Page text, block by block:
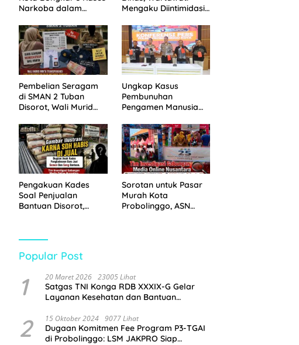
Narkoba dalam
Sabu Disita
Mengaku Diintimidasi
Pemkot Probolinggo
dan Tempuh Jalur
Hukum
Pembelian Seragam
di SMAN 2 Tuban
Disorot, Wali Murid
Rp1,6 Juta
Ungkap Kasus
Pembunuhan
Pengamen Manusia
Probolinggo Kota
Tangkap Dua Pelaku
Pengakuan Kades
Soal Penjualan
Bantuan Disorot,
Sorotan untuk Pasar
Murah Kota
Probolinggo, ASN
Popular Post
1 20 Maret 2026 23005 Lihat
Satgas TNI Konga RDB XXXIX-G Gelar
Layanan Kesehatan dan Bantuan
2 15 Oktober 2024 9077 Lihat
Dugaan Komitmen Fee Program P3-TGAI
di Probolinggo: LSM JAKPRO Siap